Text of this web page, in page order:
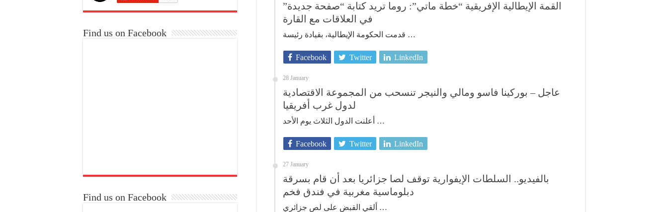
القمة الإيطالية الإفريقية “خطة ماتي”: روما تريد كتابة “صفحة جديدة”
في العلاقات مع القارة
قدمت الحكومة الإيطالية، بقيادة رئيسة …
Facebook Twitter LinkedIn
28 January
عاجل – بوركينا فاسو ومالي والنيجر تنسحب من المجموعة الاقتصادية
لدول غرب أفريقيا
أعلنت الدول الثلاث يوم الأحد …
Facebook Twitter LinkedIn
27 January
بالفيديو.. السلطات الإيفوارية توقف لصا جزائريا بعد أن قام بسرقة
دبلوماسية مغربية في فندق فخم
ألقي القبض على لص جزائري …
Find us on Facebook
Find us on Facebook